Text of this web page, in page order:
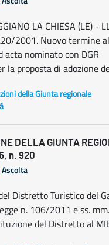
LA CHIESA (LE) -
2001. Nuovo termine al
acta nominato con DGR
la proposta di adozione
della Giunta regionale
DELLA GIUNTA
n. 920
Ascolta
Distretto Turistico del
n. 106/2011 e ss.
del Distretto al